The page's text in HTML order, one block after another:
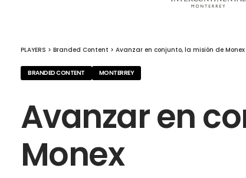
PLAYERS > Branded Content > Avanzar en conjunto, la misión de Monex
BRANDED CONTENT MONTERREY
Avanzar en
Monex